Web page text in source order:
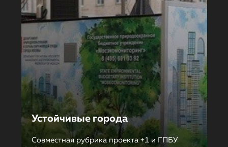
Устойчивые города
Совместная рубрика проекта +1 и ГПБУ